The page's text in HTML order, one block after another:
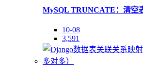
MySQL TRUNCATE：清空
10-08
3,591